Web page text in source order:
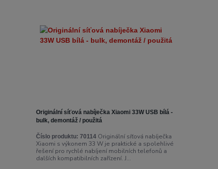
Originální síťová nabíječka Xiaomi 33W USB bílá -
bulk, demontáž / použitá
Číslo produktu: 70114Originální síťová nabíječka
Xiaomi s výkonem 33 W je praktické a spolehlivé
řešení pro rychlé nabíjení mobilních telefonů a
dalších kompatibilních zařízení. J...